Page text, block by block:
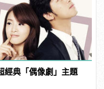
經典「偶像劇」主題